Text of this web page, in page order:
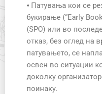
⦁ Патувања кои се
букирање (“Early
(SPO) или во
отказ, без оглед на
патувањето, се
освен во ситуации
доколку
поинаку.